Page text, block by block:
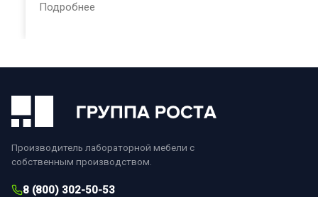
Подробнее
Производитель лабораторной мебели с
собственным производством.
8 (800) 302-50-53